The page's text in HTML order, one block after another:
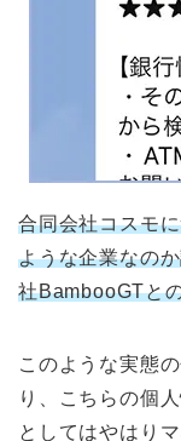
合同会社コスモ
ような企業なの
社BambooGTと
このような実態
り、こちらの個
としてはやはり